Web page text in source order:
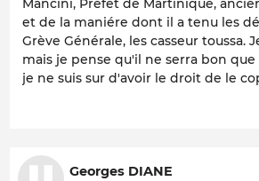
Mancini, Préfet de Martinique,
et de la maniére dont il a tenu les
Grève Générale, les casseur toussa.
mais je pense qu'il ne serra bon
je ne suis sur d'avoir le droit de le
Georges DIANE